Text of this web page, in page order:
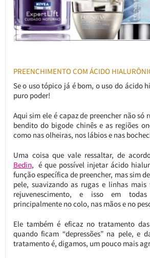
PREENCHIMENTO COM ÁCIDO
Se o uso tópico já é bom, o uso do ácido
puro poder!
Aqui sim ele é capaz de preencher não só
bendito do bigode chinês e as regiões
como nas olheiras, nos lábios e nas
Uma coisa que vale ressaltar, de
Bedin, é que possível injetar ácido
função específica de preencher, mas sim
pele, suavizando as rugas e linhas
rejuvenescimento, e isso em
principalmente no colo, nas mãos e no
Ele também é eficaz no tratamento
quando ficam “depressões” na pele, e
tratamento é, digamos, um pouco mais